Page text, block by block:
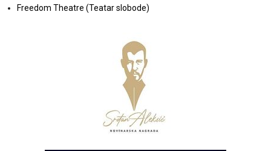
Freedom Theatre (Teatar slobode)